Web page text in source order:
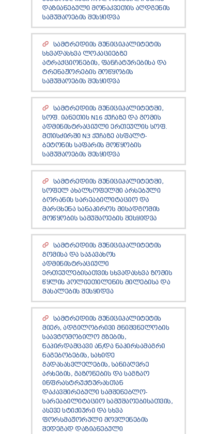
ᲢᲔᲜᲓᲔᲠᲔᲑᲘ
ᲞᲠᲔᲖᲘᲓᲔᲜᲢᲘᲡᲗᲕᲘᲡ ᲓᲐ
ᲞᲐᲠᲚᲐᲛᲔᲜᲢᲘᲡᲗᲕᲘᲡ ᲬᲐᲠᲡᲐᲓᲒᲔᲜᲘ ᲐᲜᲒᲐᲠᲘᲨᲘ
ᲡᲐᲯᲐᲠᲝ ᲘᲜᲤᲝᲠᲛᲐᲪᲘᲘᲡ ᲛᲝᲗᲮᲝᲕᲜᲐ
ᲞᲔᲠᲡᲝᲜᲐᲚᲣᲠ ᲛᲝᲜᲐᲪᲔᲛᲗᲐ ᲓᲐᲪᲕᲘᲡ
ᲡᲐᲛᲐᲠᲗᲚᲔᲑᲠᲘᲕᲘ ᲒᲐᲓᲐᲬᲧᲕᲔᲢᲘᲚᲔᲑᲔᲑᲘ
ᲒᲐᲡᲐᲩᲘᲕᲠᲔᲑᲘᲡ ᲬᲔᲡᲔᲑᲘ
ᲓᲐᲖᲘᲐᲜᲔᲑᲣᲚᲘ ᲛᲝᲜᲐᲙᲕᲔᲗᲘᲡ ᲐᲦᲓᲒᲔᲜᲘᲡ
ᲡᲐᲛᲣᲨᲐᲝᲔᲑᲘᲡ ᲨᲔᲡᲧᲘᲓᲕᲐ
ᲡᲐᲛᲢᲠᲔᲓᲘᲘᲡ ᲛᲣᲜᲘᲪᲘᲞᲐᲚᲘᲢᲔᲢᲘᲡ
ᲡᲮᲕᲐᲓᲐᲡᲮᲕᲐ ᲚᲝᲙᲐᲪᲘᲔᲑᲖᲔ
ᲐᲢᲠᲐᲥᲪᲘᲝᲜᲔᲑᲘᲡ, ᲤᲐᲜᲩᲐᲢᲣᲠᲔᲑᲘᲡᲐ ᲓᲐ
ᲢᲠᲔᲜᲐᲟᲝᲠᲔᲑᲘᲡ ᲛᲝᲬᲧᲝᲑᲘᲡ
ᲡᲐᲛᲣᲨᲐᲝᲔᲑᲘᲡ ᲨᲔᲡᲧᲘᲓᲕᲐ
ᲡᲐᲛᲢᲠᲔᲓᲘᲘᲡ ᲛᲣᲜᲘᲪᲘᲞᲐᲚᲘᲢᲔᲢᲨᲘ,
ᲡᲝᲤ. ᲘᲐᲜᲔᲗᲘᲡ N16 ᲥᲣᲩᲐᲖᲔ ᲓᲐ ᲒᲝᲛᲘᲡ
ᲐᲓᲛᲘᲜᲘᲡᲢᲠᲐᲪᲘᲣᲚᲘ ᲔᲠᲗᲔᲣᲚᲘᲡ ᲡᲝᲤ.
ᲛᲗᲘᲡᲫᲘᲠᲨᲘ N3 ᲥᲣᲩᲐᲖᲔ ᲐᲡᲤᲐᲚᲢ-
ᲑᲔᲢᲝᲜᲘᲡ ᲡᲐᲤᲐᲠᲘᲡ ᲛᲝᲬᲧᲝᲑᲘᲡ
ᲡᲐᲛᲣᲨᲐᲝᲔᲑᲘᲡ ᲨᲔᲡᲧᲘᲓᲕᲐ
ᲡᲐᲛᲢᲠᲔᲓᲘᲘᲡ ᲛᲣᲜᲘᲪᲘᲞᲐᲚᲘᲢᲔᲢᲨᲘ,
ᲡᲝᲤᲔᲚ ᲐᲮᲐᲚᲡᲝᲤᲔᲚᲨᲘ ᲐᲠᲡᲔᲑᲣᲚᲘ
ᲑᲝᲠᲐᲜᲘᲡ ᲡᲐᲠᲔᲐᲑᲘᲚᲘᲢᲐᲪᲘᲝ ᲓᲐ
ᲛᲐᲠᲪᲮᲔᲜᲐ ᲡᲐᲜᲐᲞᲘᲠᲝᲡ ᲛᲘᲡᲐᲓᲒᲝᲛᲘᲡ
ᲛᲝᲬᲧᲝᲑᲘᲡ ᲡᲐᲛᲣᲨᲐᲝᲔᲑᲘᲡ ᲨᲔᲡᲧᲘᲓᲕᲐ
ᲡᲐᲛᲢᲠᲔᲓᲘᲘᲡ ᲛᲣᲜᲘᲪᲘᲞᲐᲚᲘᲢᲔᲢᲘᲡ
ᲒᲝᲛᲘᲡᲐ ᲓᲐ ᲡᲐᲯᲐᲕᲐᲮᲝᲡ
ᲐᲓᲛᲘᲜᲘᲡᲢᲠᲐᲪᲘᲣᲚᲘ
ᲔᲠᲗᲔᲣᲚᲔᲑᲘᲡᲐᲗᲕᲘᲡ ᲡᲮᲕᲐᲓᲐᲡᲮᲕᲐ ᲖᲝᲛᲘᲡ
ᲬᲧᲚᲘᲡ ᲞᲝᲚᲘᲔᲗᲘᲚᲔᲜᲘᲡ ᲛᲘᲚᲔᲑᲘᲡᲐ ᲓᲐ
ᲛᲐᲡᲐᲚᲔᲑᲘᲡ ᲨᲔᲡᲧᲘᲓᲕᲐ
ᲡᲐᲛᲢᲠᲔᲓᲘᲘᲡ ᲛᲣᲜᲘᲪᲘᲞᲐᲚᲘᲢᲔᲢᲘᲡ
ᲛᲘᲔᲠ, ᲐᲓᲒᲘᲚᲝᲑᲠᲘᲕᲘ ᲛᲜᲘᲨᲕᲜᲔᲚᲝᲑᲘᲡ
ᲡᲐᲐᲕᲢᲝᲛᲝᲑᲘᲚᲝ ᲒᲖᲔᲑᲘᲡ,
ᲜᲐᲞᲘᲠᲓᲐᲛᲪᲐᲕᲘ ᲐᲜ/ᲓᲐ ᲜᲐᲞᲘᲠᲡᲐᲛᲐᲒᲠᲘ
ᲜᲐᲒᲔᲑᲝᲑᲔᲑᲘᲡ, ᲡᲐᲮᲘᲓᲔ
ᲒᲐᲓᲐᲡᲐᲡᲕᲚᲔᲚᲔᲑᲘᲡ, ᲡᲐᲜᲘᲐᲦᲕᲠᲔ
ᲐᲠᲮᲔᲑᲘᲡ, ᲒᲐᲖᲝᲜᲔᲑᲘᲡ ᲓᲐ ᲡᲐᲒᲖᲐᲝ
ᲘᲜᲤᲠᲐᲡᲢᲠᲣᲥᲢᲣᲠᲐᲡᲗᲐᲜ
ᲓᲐᲙᲐᲕᲨᲘᲠᲔᲑᲣᲚᲘ ᲡᲐᲛᲨᲔᲜᲔᲑᲚᲝ-
ᲡᲐᲠᲔᲐᲑᲘᲚᲘᲢᲐᲪᲘᲝ ᲡᲐᲛᲣᲨᲐᲝᲔᲑᲘᲡᲐᲗᲕᲘᲡ,
ᲐᲡᲔᲕᲔ ᲡᲢᲘᲥᲘᲣᲠᲘ ᲓᲐ ᲡᲮᲕᲐ
ᲤᲝᲠᲡᲛᲐᲟᲝᲠᲣᲚᲘ ᲛᲝᲕᲚᲔᲜᲔᲑᲘᲡ
ᲨᲔᲓᲔᲒᲐᲓ ᲓᲐᲖᲘᲐᲜᲔᲑᲣᲚᲘ